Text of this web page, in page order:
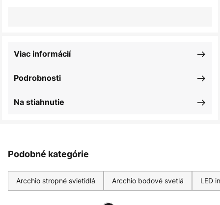
Podrobnosti
Viac informácií
Na stiahnutie
Podobné kategórie
Arcchio stropné svietidlá Arcchio bodové svetlá LED